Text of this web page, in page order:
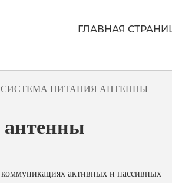
ГЛАВНАЯ
СИСТЕМА ПИТАНИЯ АНТЕННЫ
антенны
активных и пассивных